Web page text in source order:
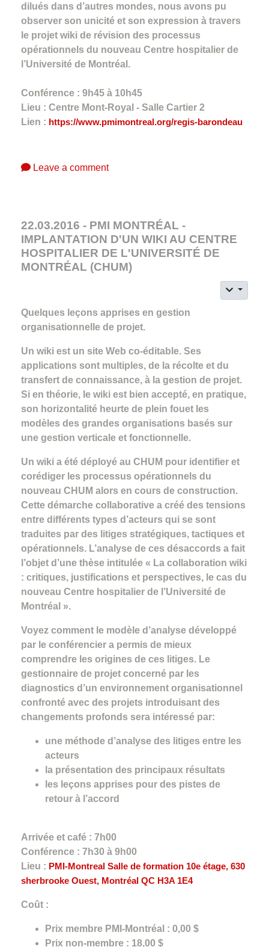
dilués dans d’autres mondes, nous avons pu
observer son unicité et son expression à travers
le projet wiki de révision des processus
opérationnels du nouveau Centre hospitalier de
l’Université de Montréal.
Conférence : 9h45 à 10h45
Lieu : Centre Mont-Royal - Salle Cartier 2
Lien : https://www.pmimontreal.org/regis-barondeau
Leave a comment
22.03.2016 - PMI MONTRÉAL -
IMPLANTATION D'UN WIKI AU CENTRE
HOSPITALIER DE L'UNIVERSITÉ DE
MONTRÉAL (CHUM)
Quelques leçons apprises en gestion
organisationnelle de projet.
Un wiki est un site Web co-éditable. Ses
applications sont multiples, de la récolte et du
transfert de connaissance, à la gestion de projet.
Si en théorie, le wiki est bien accepté, en pratique,
son horizontalité heurte de plein fouet les
modèles des grandes organisations basés sur
une gestion verticale et fonctionnelle.
Un wiki a été déployé au CHUM pour identifier et
corédiger les processus opérationnels du
nouveau CHUM alors en cours de construction.
Cette démarche collaborative a créé des tensions
entre différents types d’acteurs qui se sont
traduites par des litiges stratégiques, tactiques et
opérationnels. L’analyse de ces désaccords a fait
l’objet d’une thèse intitulée « La collaboration wiki
: critiques, justifications et perspectives, le cas du
nouveau Centre hospitalier de l’Université de
Montréal ».
Voyez comment le modèle d’analyse développé
par le conférencier a permis de mieux
comprendre les origines de ces litiges. Le
gestionnaire de projet concerné par les
diagnostics d’un environnement organisationnel
confronté avec des projets introduisant des
changements profonds sera intéressé par:
une méthode d’analyse des litiges entre les
acteurs
la présentation des principaux résultats
les leçons apprises pour des pistes de
retour à l’accord
Arrivée et café : 7h00
Conférence : 7h30 à 9h00
Lieu : PMI-Montreal Salle de formation 10e étage, 630
sherbrooke Ouest, Montréal QC H3A 1E4
Coût :
Prix membre PMI-Montréal : 0,00 $
Prix non-membre : 18,00 $